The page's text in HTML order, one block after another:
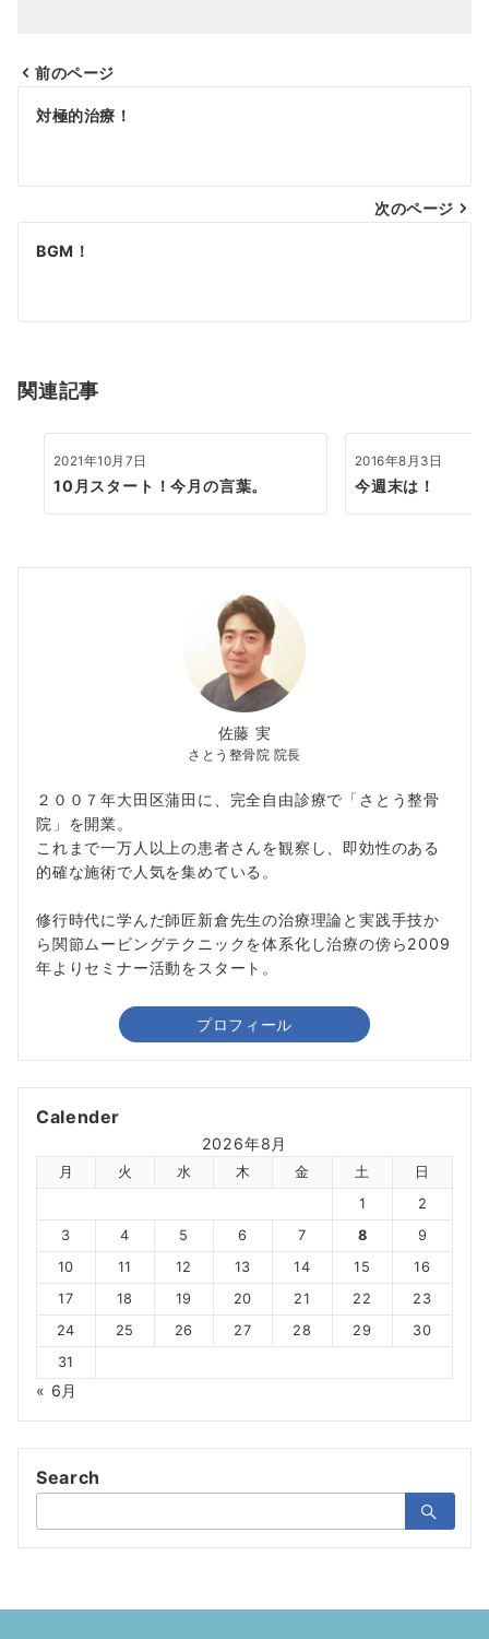
投
ビ
ゲ
シ
ン
前のページ
対極的治療！
次のページ
BGM！
関連記事
2021年10月7日
10月スタート！今月の言葉。
2016年8月3日
今週末は！
佐藤 実
さとう整骨院 院長
２００７年大田区蒲田に、完全自由診療で「さとう整骨
院」を開業。
これまで一万人以上の患者さんを観察し、即効性のある
的確な施術で人気を集めている。
修行時代に学んだ師匠新倉先生の治療理論と実践手技か
ら関節ムービングテクニックを体系化し治療の傍ら2009
年よりセミナー活動をスタート。
プロフィール
Calender
2026年8月
月 火 水 木 金 土
日
1
2
3
4 5 6 7 8
9
10
11 12 13 14 15
16
17
18 19 20 21 22
23
24
25 26 27 28 29
30
31
« 6月
Search
索：